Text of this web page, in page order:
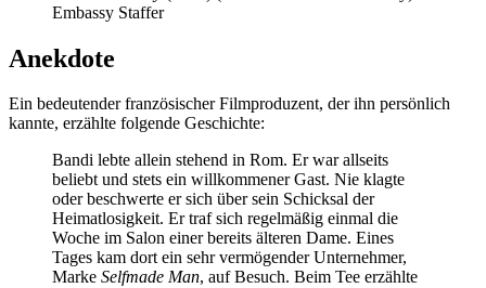
Embassy Staffer
Anekdote
Ein bedeutender französischer Filmproduzent, der ihn persönlich
kannte, erzählte folgende Geschichte:
Bandi lebte allein stehend in Rom. Er war allseits
beliebt und stets ein willkommener Gast. Nie klagte
oder beschwerte er sich über sein Schicksal der
Heimatlosigkeit. Er traf sich regelmäßig einmal die
Woche im Salon einer bereits älteren Dame. Eines
Tages kam dort ein sehr vermögender Unternehmer,
Marke Selfmade Man, auf Besuch. Beim Tee erzählte